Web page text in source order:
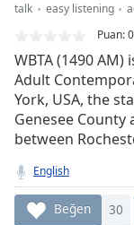
Duration-:-
0.00%
Stream
TypeLIVE
Seek to
live,
currently
behind
live LIVE
Remaining
Time-
talk easy listening
Puan:
WBTA (1490
Adult
York, USA, the
Genesee County
between
English
Beğen 30